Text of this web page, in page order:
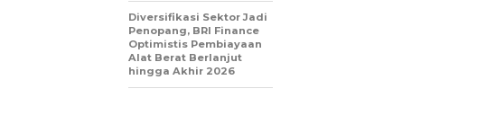
Diversifikasi Sektor Jadi
Penopang, BRI Finance
Optimistis Pembiayaan
Alat Berat Berlanjut
hingga Akhir 2026